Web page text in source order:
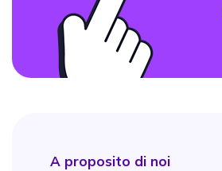
A proposito di noi